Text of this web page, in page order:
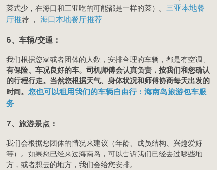
菜式少，在海口和三亚吃的可能都是一样的菜）。三亚本地餐
厅推荐 ，海口本地餐厅推荐
6、车辆/交通 ：
我们根据您家或者团体的人数，安排合理的车辆，都是有空调、
有保险、车况良好的车。司机师傅会认真负责，按我们和您确认
的行程行走。当然您根据天气、身体状况和师傅协商每天出发的
时间。您也可以租用我们的车辆自由行：海南岛旅游包车服
务
7、旅游景点 ：
我们会根据您团体的情况来建议（年龄、成员结构、兴趣爱好
等）。如果您已经来过海南岛，可以告诉我们已经去过哪些地
方，或者想去的地方，我们会给您安排。